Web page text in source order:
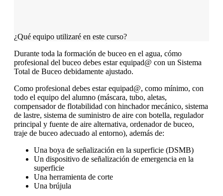
¿Qué equipo utilizaré en este curso?
Durante toda la formación de buceo en el agua, cómo
profesional del buceo debes estar equipad@ con un Sistema
Total de Buceo debidamente ajustado.
Como profesional debes estar equipad@, como mínimo, con
todo el equipo del alumno (máscara, tubo, aletas,
compensador de flotabilidad con hinchador mecánico, sistema
de lastre, sistema de suministro de aire con botella, regulador
principal y fuente de aire alternativa, ordenador de buceo,
traje de buceo adecuado al entorno), además de:
Una boya de señalización en la superficie (DSMB)
Un dispositivo de señalización de emergencia en la
superficie
Una herramienta de corte
Una brújula